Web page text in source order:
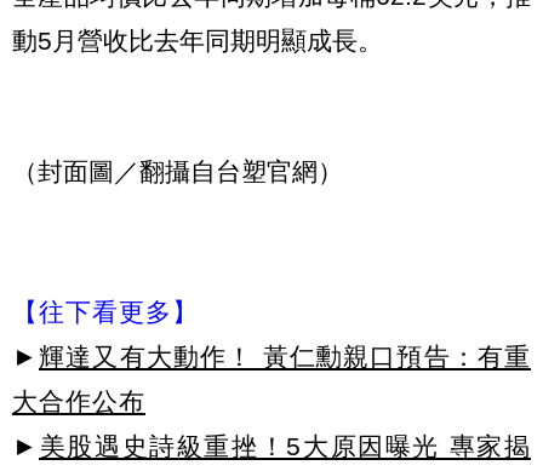
動5月營收比去年同期明顯成長。
（封面圖／翻攝自台塑官網）
【往下看更多】
► 輝達又有大動作！ 黃仁勳親口預告：有重
大合作公布
► 美股遇史詩級重挫！5大原因曝光 專家揭